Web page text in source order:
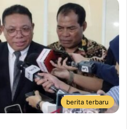
berita terbaru